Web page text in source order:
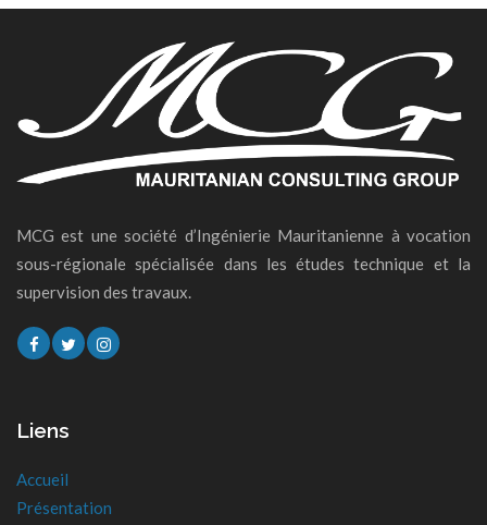
MCG est une société d’Ingénierie Mauritanienne à vocation
sous-régionale spécialisée dans les études technique et la
supervision des travaux.
Liens
Accueil
Présentation